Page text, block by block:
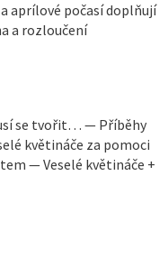
aprílové počasí doplňují
a rozloučení
se tvořit… — Příběhy
květináče za pomoci
— Veselé květináče +